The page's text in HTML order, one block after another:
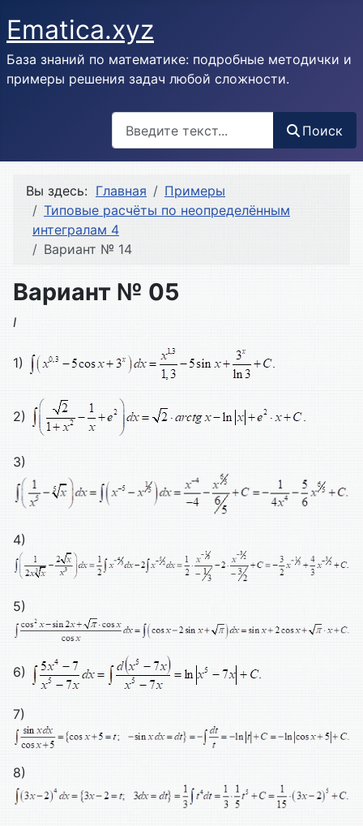
Ematica.xyz
База знаний по математике: подробные методички и
примеры решения задач любой сложности.
Поиск
Вы здесь: Главная
Примеры
Типовые расчёты по неопределённым
интегралам 4
Вариант № 14
Вариант № 05
I
1)
2)
3)
4)
5)
6)
7)
8)